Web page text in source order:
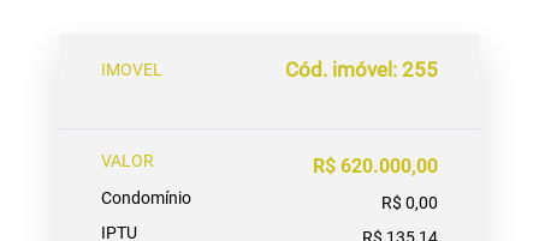
IMOVEL Cód. imóvel: 255
VALOR R$ 620.000,00
Condomínio
R$ 0,00
IPTU